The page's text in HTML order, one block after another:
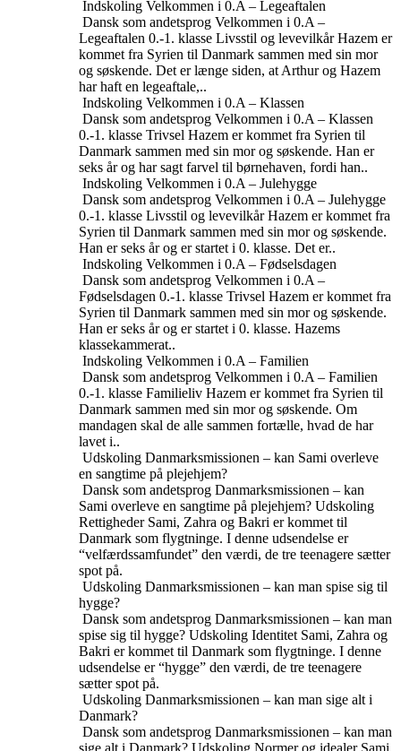
Indskoling Velkommen i 0.A – Legeaftalen
Dansk som andetsprog Velkommen i 0.A –
Legeaftalen 0.-1. klasse Livsstil og levevilkår Hazem er
kommet fra Syrien til Danmark sammen med sin mor
og søskende. Det er længe siden, at Arthur og Hazem
har haft en legeaftale,..
Indskoling Velkommen i 0.A – Klassen
Dansk som andetsprog Velkommen i 0.A – Klassen
0.-1. klasse Trivsel Hazem er kommet fra Syrien til
Danmark sammen med sin mor og søskende. Han er
seks år og har sagt farvel til børnehaven, fordi han..
Indskoling Velkommen i 0.A – Julehygge
Dansk som andetsprog Velkommen i 0.A – Julehygge
0.-1. klasse Livsstil og levevilkår Hazem er kommet fra
Syrien til Danmark sammen med sin mor og søskende.
Han er seks år og er startet i 0. klasse. Det er..
Indskoling Velkommen i 0.A – Fødselsdagen
Dansk som andetsprog Velkommen i 0.A –
Fødselsdagen 0.-1. klasse Trivsel Hazem er kommet fra
Syrien til Danmark sammen med sin mor og søskende.
Han er seks år og er startet i 0. klasse. Hazems
klassekammerat..
Indskoling Velkommen i 0.A – Familien
Dansk som andetsprog Velkommen i 0.A – Familien
0.-1. klasse Familieliv Hazem er kommet fra Syrien til
Danmark sammen med sin mor og søskende. Om
mandagen skal de alle sammen fortælle, hvad de har
lavet i..
Udskoling Danmarksmissionen – kan Sami overleve
en sangtime på plejehjem?
Dansk som andetsprog Danmarksmissionen – kan
Sami overleve en sangtime på plejehjem? Udskoling
Rettigheder Sami, Zahra og Bakri er kommet til
Danmark som flygtninge. I denne udsendelse er
“velfærdssamfundet” den værdi, de tre teenagere sætter
spot på.
Udskoling Danmarksmissionen – kan man spise sig til
hygge?
Dansk som andetsprog Danmarksmissionen – kan man
spise sig til hygge? Udskoling Identitet Sami, Zahra og
Bakri er kommet til Danmark som flygtninge. I denne
udsendelse er “hygge” den værdi, de tre teenagere
sætter spot på.
Udskoling Danmarksmissionen – kan man sige alt i
Danmark?
Dansk som andetsprog Danmarksmissionen – kan man
sige alt i Danmark? Udskoling Normer og idealer Sami,